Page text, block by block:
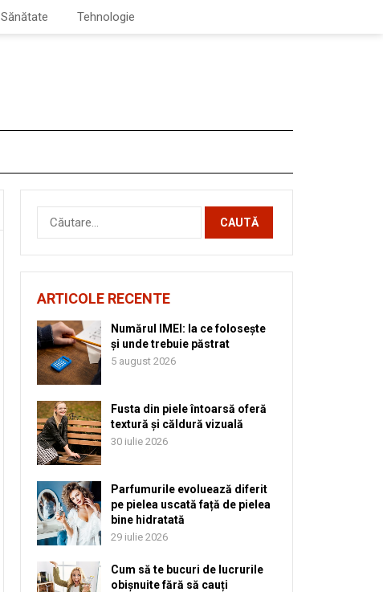
Sănătate Tehnologie
Caută
după:
ARTICOLE RECENTE
Numărul IMEI: la ce folosește
și unde trebuie păstrat
5 august 2026
Fusta din piele întoarsă oferă
textură și căldură vizuală
30 iulie 2026
Parfumurile evoluează diferit
pe pielea uscată față de pielea
bine hidratată
29 iulie 2026
Cum să te bucuri de lucrurile
obișnuite fără să cauți